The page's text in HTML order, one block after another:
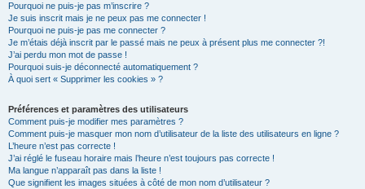
Pourquoi ne puis-je pas m’inscrire ?
Je suis inscrit mais je ne peux pas me connecter !
Pourquoi ne puis-je pas me connecter ?
Je m’étais déjà inscrit par le passé mais ne peux à présent plus me connecter ?!
J’ai perdu mon mot de passe !
Pourquoi suis-je déconnecté automatiquement ?
À quoi sert « Supprimer les cookies » ?
Préférences et paramètres des utilisateurs
Comment puis-je modifier mes paramètres ?
Comment puis-je masquer mon nom d’utilisateur de la liste des utilisateurs en ligne ?
L’heure n’est pas correcte !
J’ai réglé le fuseau horaire mais l’heure n’est toujours pas correcte !
Ma langue n’apparaît pas dans la liste !
Que signifient les images situées à côté de mon nom d’utilisateur ?